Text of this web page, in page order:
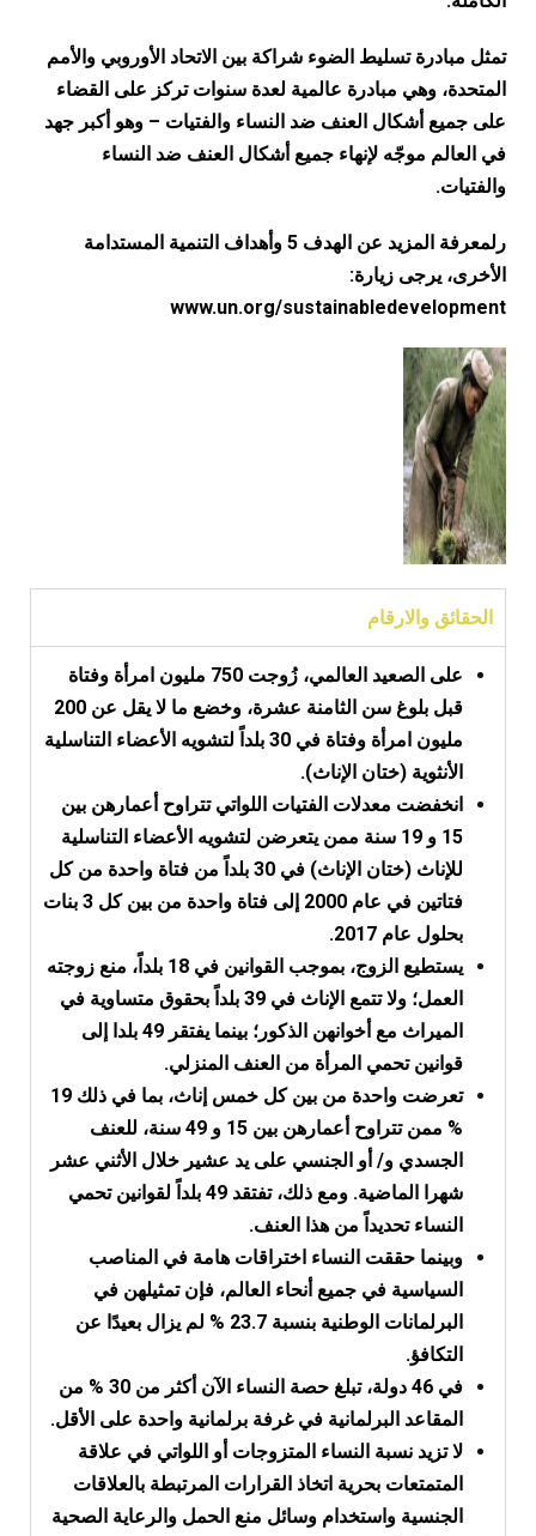
تمثل مبادرة تسليط الضوء شراكة بين الاتحاد الأوروبي والأمم
المتحدة، وهي مبادرة عالمية لعدة سنوات تركز على القضاء
على جميع أشكال العنف ضد النساء والفتيات – وهو أكبر جهد
في العالم موجّه لإنهاء جميع أشكال العنف ضد النساء
والفتيات.
ر
لمعرفة المزيد عن الهدف 5 وأهداف التنمية المستدامة
الأخرى، يرجى زيارة:
www.un.org/sustainabledevelopment
الحقائق والارقام
على الصعيد العالمي، زُوجت 750 مليون امرأة وفتاة
قبل بلوغ سن الثامنة عشرة، وخضع ما لا يقل عن 200
مليون امرأة وفتاة في 30 بلداً لتشويه الأعضاء التناسلية
الأنثوية (ختان الإناث).
انخفضت معدلات الفتيات اللواتي تتراوح أعمارهن بين
15 و 19 سنة ممن يتعرضن لتشويه الأعضاء التناسلية
للإناث (ختان الإناث) في 30 بلداً من فتاة واحدة من كل
فتاتين في عام 2000 إلى فتاة واحدة من بين كل 3 بنات
بحلول عام 2017.
يستطيع الزوج، بموجب القوانين في 18 بلداً، منع زوجته
العمل؛ ولا تتمع الإناث في 39 بلداً بحقوق متساوية في
الميراث مع أخوانهن الذكور؛ بينما يفتقر 49 بلدا إلى
قوانين تحمي المرأة من العنف المنزلي.
تعرضت واحدة من بين كل خمس إناث، بما في ذلك 19
% ممن تتراوح أعمارهن بين 15 و 49 سنة، للعنف
الجسدي و/ أو الجنسي على يد عشير خلال الأثني عشر
شهرا الماضية. ومع ذلك، تفتقد 49 بلداً لقوانين تحمي
النساء تحديداً من هذا العنف.
وبينما حققت النساء اختراقات هامة في المناصب
السياسية في جميع أنحاء العالم، فإن تمثيلهن في
البرلمانات الوطنية بنسبة 23.7 % لم يزال بعيدًا عن
التكافؤ.
في 46 دولة، تبلغ حصة النساء الآن أكثر من 30 % من
المقاعد البرلمانية في غرفة برلمانية واحدة على الأقل.
لا تزيد نسبة النساء المتزوجات أو اللواتي في علاقة
المتمتعات بحرية اتخاذ القرارات المرتبطة بالعلاقات
الجنسية واستخدام وسائل منع الحمل والرعاية الصحية